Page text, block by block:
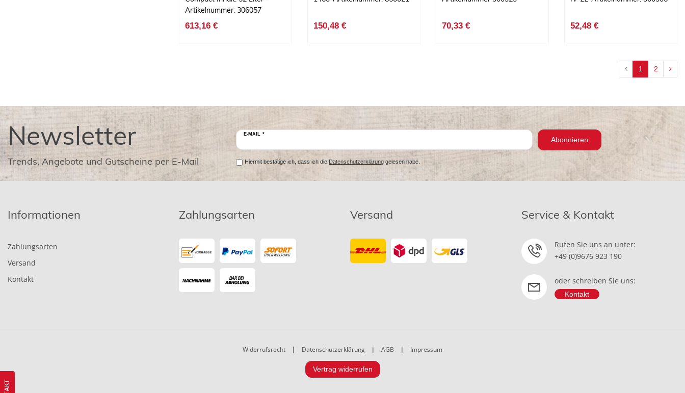
Artikelnummer: 306057
613,16 € 150,48 € 70,33 € 52,48 €
1 2
Newsletter
Trends, Angebote und Gutscheine per E-Mail
E-MAIL *
Abonnieren
Hiermit bestätige ich, dass ich die Datenschutzerklärunggelesen habe.
Informationen
Zahlungsarten
Versand
Kontakt
Zahlungsarten Versand Service & Kontakt
Rufen Sie uns an unter:
+49 (0)9676 923 190
oder schreiben Sie uns:
Kontakt
Widerrufsrecht | Datenschutzerklärung | AGB | Impressum
Vertrag widerrufen